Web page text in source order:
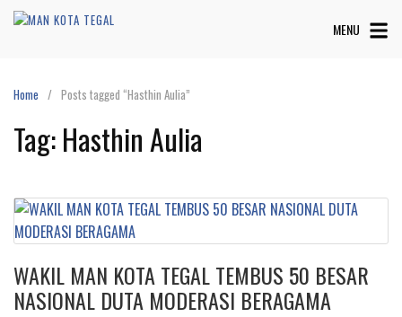
MENU
Home Posts tagged “Hasthin Aulia”
Tag:Hasthin Aulia
WAKIL MAN KOTA TEGAL TEMBUS 50 BESAR
NASIONAL DUTA MODERASI BERAGAMA